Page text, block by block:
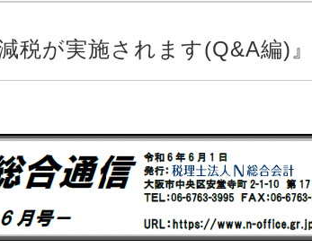
税が実施されます(Q&A編)